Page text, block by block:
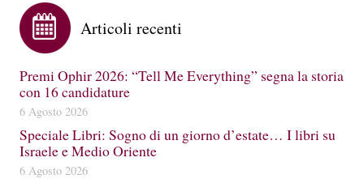
Articoli recenti
Premi Ophir 2026: “Tell Me Everything” segna la storia
con 16 candidature
6 Agosto 2026
Speciale Libri: Sogno di un giorno d’estate… I libri su
Israele e Medio Oriente
6 Agosto 2026